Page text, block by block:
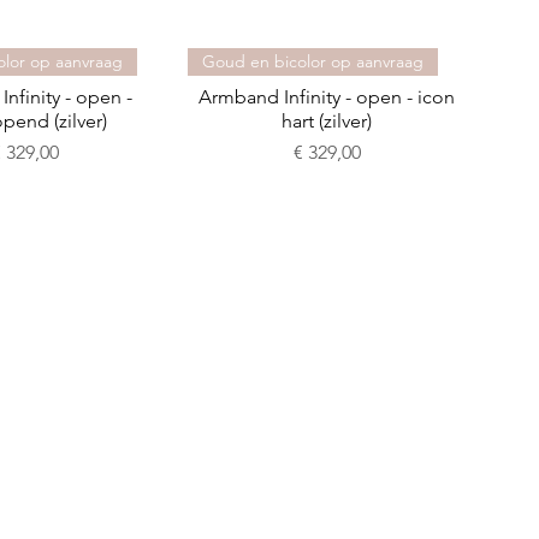
op aanvraag
- open -
(zilver)
329,00
Goud en bicolor op aanvraag
Armband Infinity - open - icon
hart (zilver)
Prijs
€ 329,00